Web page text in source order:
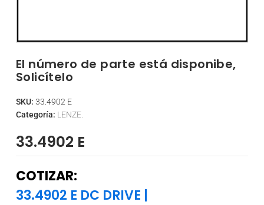
El número de parte está disponibe,
Solicítelo
SKU: 33.4902 E
Categoría: LENZE.
33.4902 E
COTIZAR:
33.4902 E DC DRIVE |